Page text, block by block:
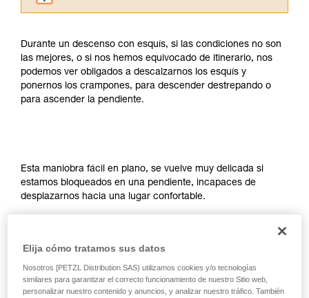
consultarlo. Usted debe comprender la
información de la ficha técnica para poder
comprender este complemento informativo.
Dominar estas técnicas requiere una formación
y un entrenamiento específico. Confirme a
Damos ejemplos de técnicas relacionadas con
su actividad. Pueden existir otras que no
describimos aquí.
Durante un descenso con esquís, si las condiciones no son
las mejores, o si nos hemos equivocado de itinerario, nos
podemos ver obligados a descalzarnos los esquís y
ponernos los crampones, para descender destrepando o
para ascender la pendiente.
Esta maniobra fácil en plano, se vuelve muy delicada si
estamos bloqueados en una pendiente, incapaces de
desplazarnos hacia una lugar confortable.
En este vídeo Tony Lamiche, esquiador de fuertes
pendientes y atleta Petzl, nos muestra su método.
Elija cómo tratamos sus datos
Nosotros [PETZL Distribution SAS) utilizamos cookies y/o tecnologías
similares para garantizar el correcto funcionamiento de nuestro Sitio web,
personalizar nuestro contenido y anuncios, y analizar nuestro tráfico. También